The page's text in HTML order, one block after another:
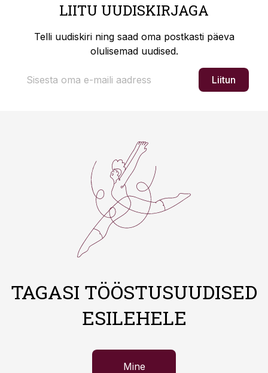
LIITU UUDISKIRJAGA
Telli uudiskiri ning saad oma postkasti päeva
olulisemad uudised.
Liitun
TAGASI TÖÖSTUSUUDISED
ESILEHELE
Mine